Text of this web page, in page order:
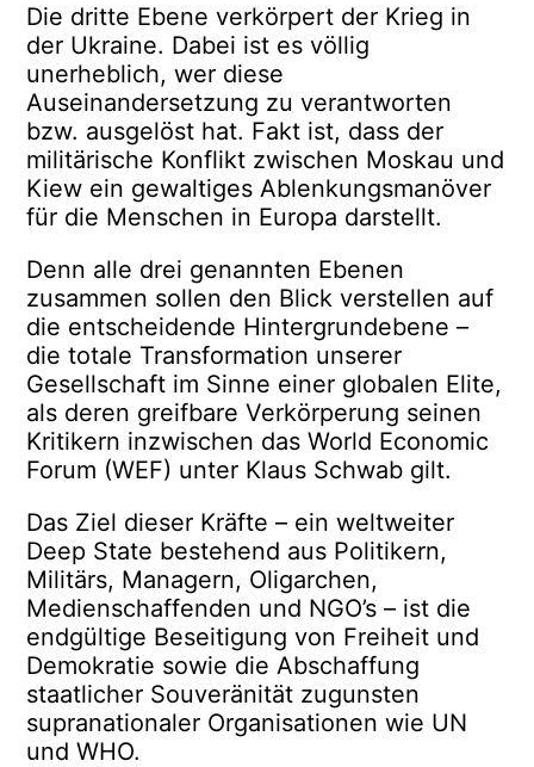
Die dritte Ebene verkörpert der Krieg in
der Ukraine. Dabei ist es völlig
unerheblich, wer diese
Auseinandersetzung zu verantworten
bzw. ausgelöst hat. Fakt ist, dass der
militärische Konflikt zwischen Moskau und
Kiew ein gewaltiges Ablenkungsmanöver
für die Menschen in Europa darstellt.
Denn alle drei genannten Ebenen
zusammen sollen den Blick verstellen auf
die entscheidende Hintergrundebene –
die totale Transformation unserer
Gesellschaft im Sinne einer globalen Elite,
als deren greifbare Verkörperung seinen
Kritikern inzwischen das World Economic
Forum (WEF) unter Klaus Schwab gilt.
Das Ziel dieser Kräfte – ein weltweiter
Deep State bestehend aus Politikern,
Militärs, Managern, Oligarchen,
Medienschaffenden und NGO’s – ist die
endgültige Beseitigung von Freiheit und
Demokratie sowie die Abschaffung
staatlicher Souveränität zugunsten
supranationaler Organisationen wie UN
und WHO.